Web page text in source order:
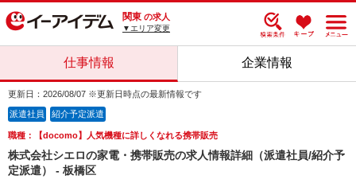
関東 の求人
▼エリア変更
仕事情報 企業情報
更新日：2026/08/07 ※更新日時点の最新情報です
派遣社員 紹介予定派遣
職種：【docomo】人気機種に詳しくなれる携帯販売
株式会社シエロの家電・携帯販売の求人情報詳細（派遣社員/紹介予
定派遣） - 板橋区